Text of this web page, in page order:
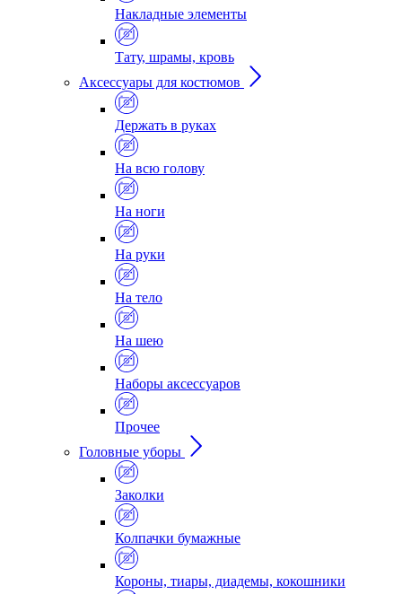
Накладные элементы
Тату, шрамы, кровь
Аксессуары для костюмов
Держать в руках
На всю голову
На ноги
На руки
На тело
На шею
Наборы аксессуаров
Прочее
Головные уборы
Заколки
Колпачки бумажные
Короны, тиары, диадемы, кокошники